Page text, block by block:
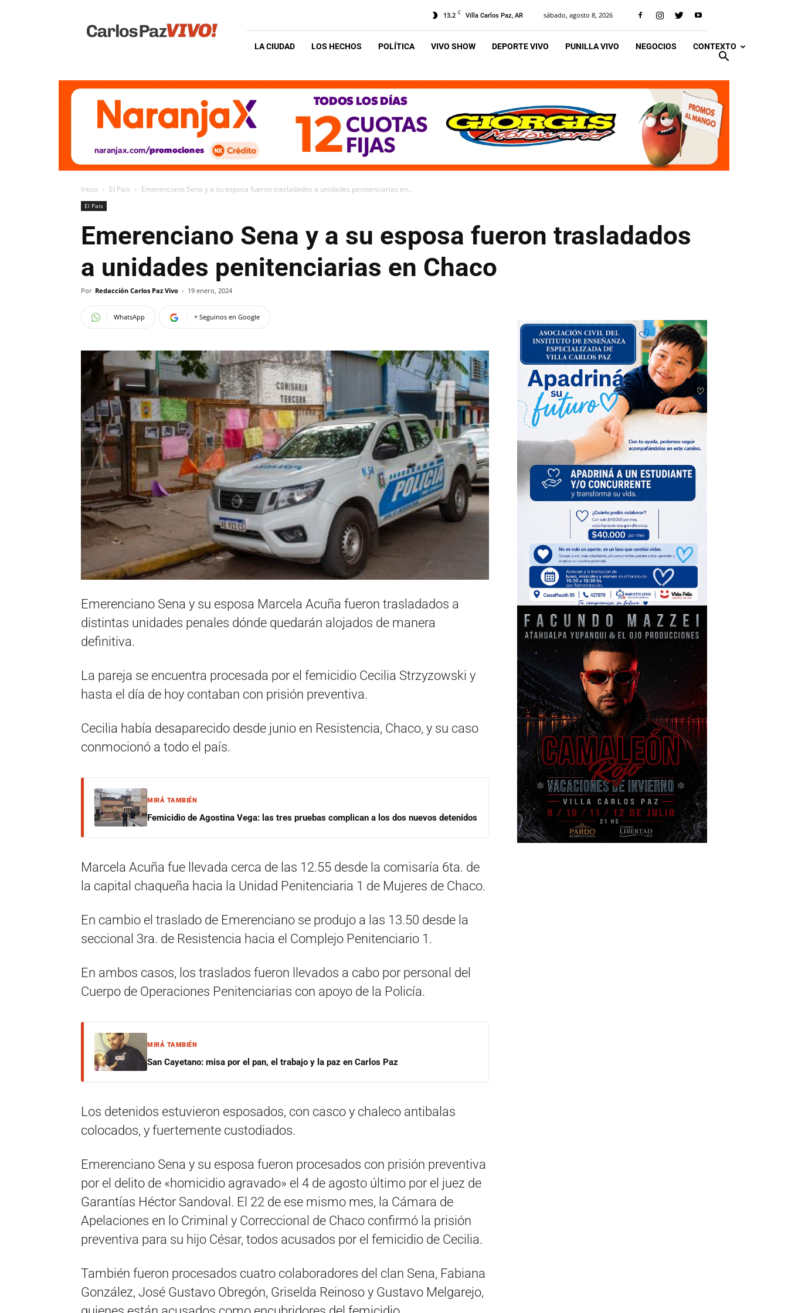
Vivo
13.2 C Villa Carlos Paz, AR sábado, agosto 8, 2026
LA CIUDAD LOS HECHOS POLÍTICA VIVO SHOW DEPORTE VIVO PUNILLA VIVO NEGOCIOS CONTEXTO
Inicio El Pais Emerenciano Sena y a su esposa fueron trasladados a unidades penitenciarias en...
El Pais
Emerenciano Sena y a su esposa fueron trasladados
a unidades penitenciarias en Chaco
Por Redacción Carlos Paz Vivo - 19 enero, 2024
WhatsApp + Seguinos en Google
Emerenciano Sena y su esposa Marcela Acuña fueron trasladados a
distintas unidades penales dónde quedarán alojados de manera
definitiva.
La pareja se encuentra procesada por el femicidio Cecilia Strzyzowski y
hasta el día de hoy contaban con prisión preventiva.
Cecilia había desaparecido desde junio en Resistencia, Chaco, y su caso
conmocionó a todo el país.
MIRÁ TAMBIÉN
Femicidio de Agostina Vega: las tres pruebas complican a los dos nuevos detenidos
Marcela Acuña fue llevada cerca de las 12.55 desde la comisaría 6ta. de
la capital chaqueña hacia la Unidad Penitenciaria 1 de Mujeres de Chaco.
En cambio el traslado de Emerenciano se produjo a las 13.50 desde la
seccional 3ra. de Resistencia hacia el Complejo Penitenciario 1.
En ambos casos, los traslados fueron llevados a cabo por personal del
Cuerpo de Operaciones Penitenciarias con apoyo de la Policía.
MIRÁ TAMBIÉN
San Cayetano: misa por el pan, el trabajo y la paz en Carlos Paz
Los detenidos estuvieron esposados, con casco y chaleco antibalas
colocados, y fuertemente custodiados.
Emerenciano Sena y su esposa fueron procesados con prisión preventiva
por el delito de «homicidio agravado» el 4 de agosto último por el juez de
Garantías Héctor Sandoval. El 22 de ese mismo mes, la Cámara de
Apelaciones en lo Criminal y Correccional de Chaco confirmó la prisión
preventiva para su hijo César, todos acusados por el femicidio de Cecilia.
También fueron procesados cuatro colaboradores del clan Sena, Fabiana
González, José Gustavo Obregón, Griselda Reinoso y Gustavo Melgarejo,